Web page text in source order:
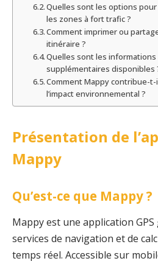
Quelles sont les options
les zones à fort trafic ?
Comment imprimer ou
itinéraire ?
Quelles sont les informations
supplémentaires disponibles
Comment Mappy contribue-t-
l’impact environnemental ?
Présentation de
Mappy
Qu’est-ce que Mappy ?
Mappy est une application
services de navigation et de
temps réel. Accessible sur